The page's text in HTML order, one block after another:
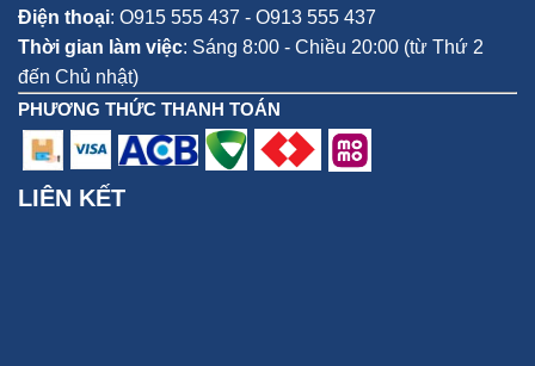
Điện thoại: O915 555 437 - O913 555 437
Thời gian làm việc: Sáng 8:00 - Chiều 20:00 (từ Thứ 2
đến Chủ nhật)
PHƯƠNG THỨC THANH TOÁN
LIÊN KẾT